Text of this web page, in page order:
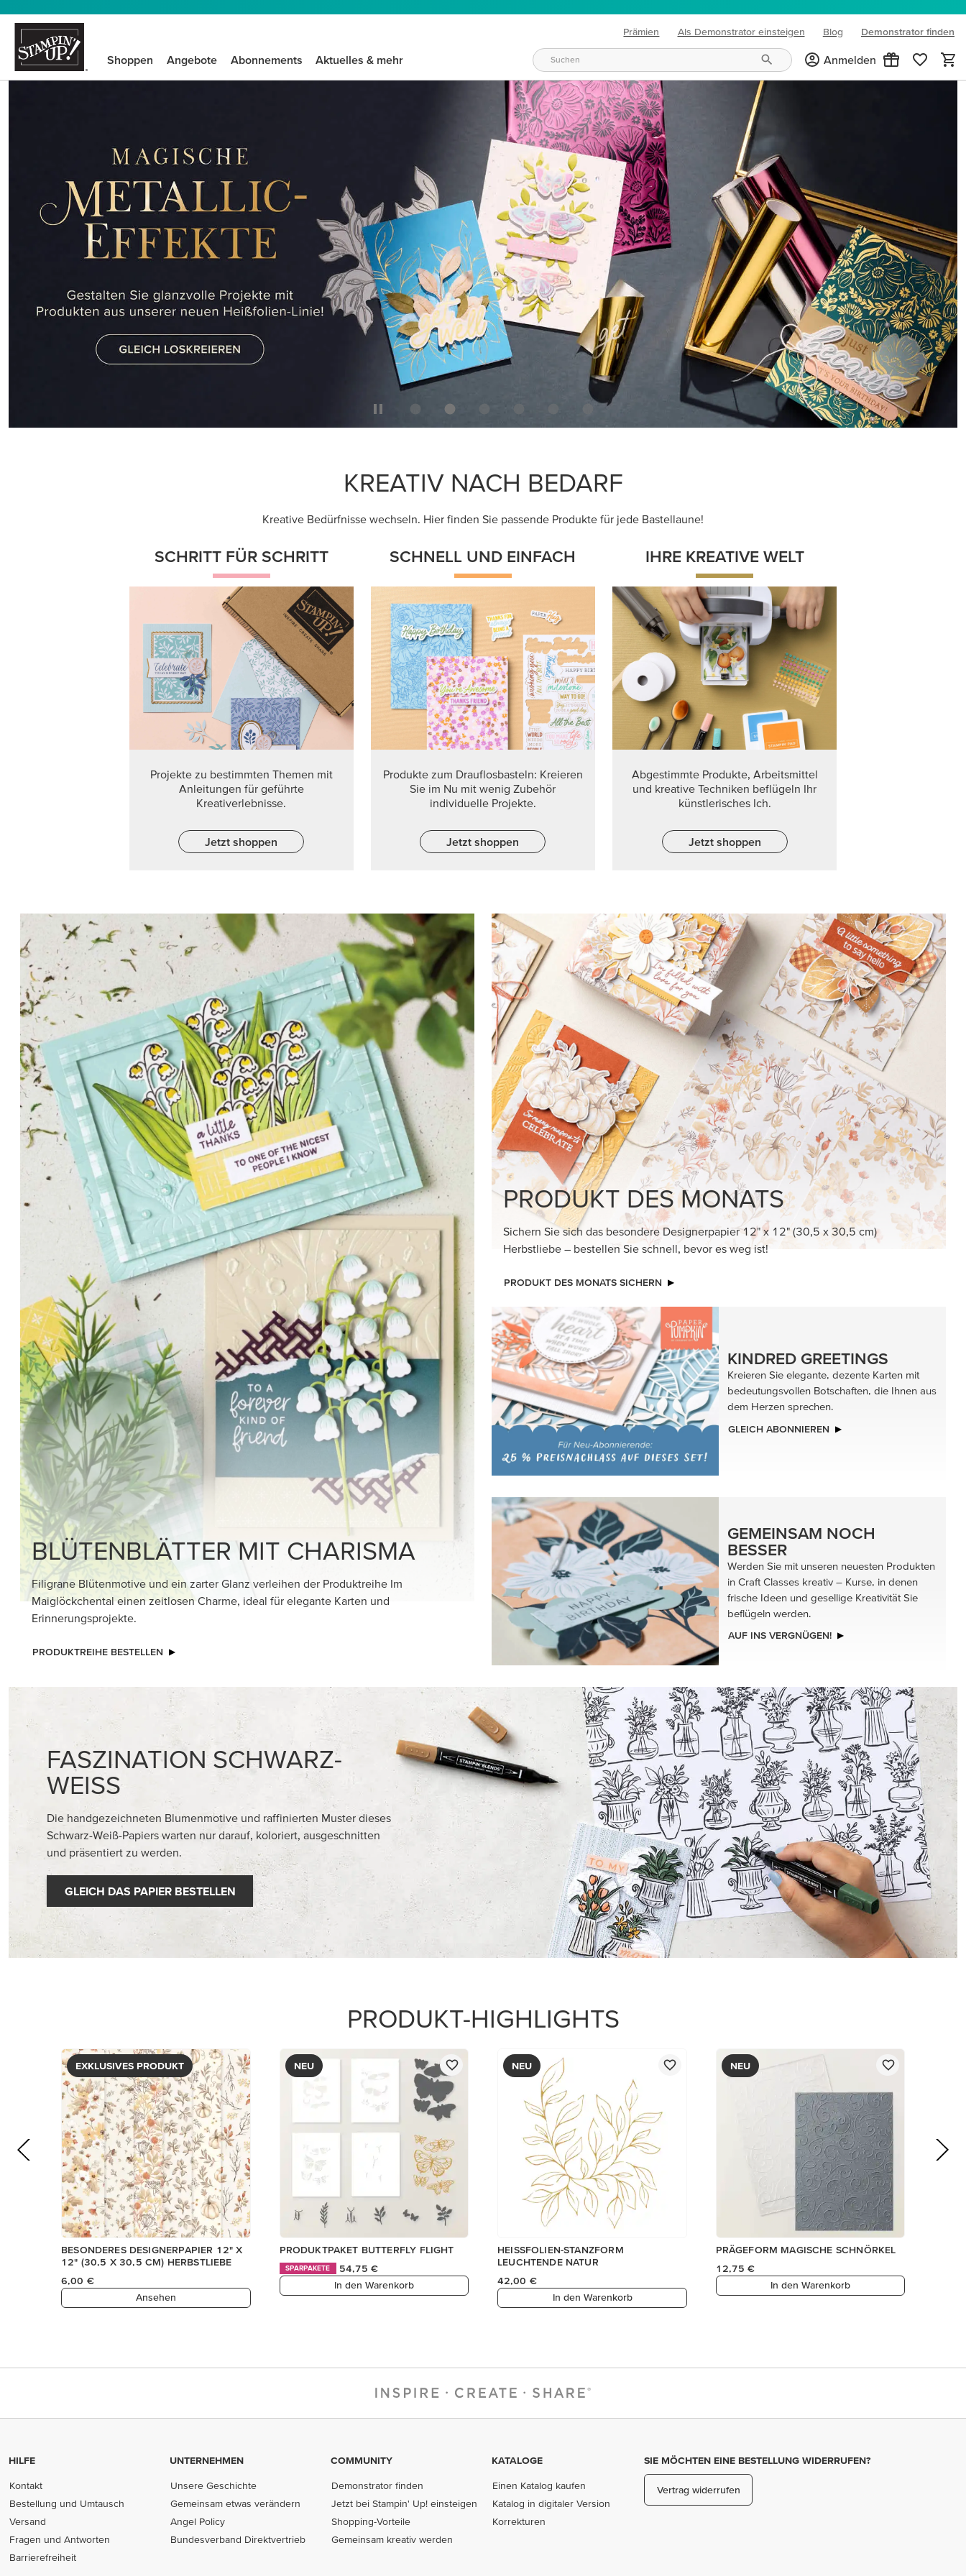
Prämien Als Demonstrator einsteigen Blog
(opens in new tab)
Demonstrator finden
Shoppen Angebote Abonnements Aktuelles & mehr Anmelden
KREATIV NACH BEDARF
Kreative Bedürfnisse wechseln. Hier finden Sie passende Produkte für jede Bastellaune!
SCHRITT FÜR SCHRITT
Projekte zu bestimmten Themen mit
Anleitungen für geführte
Kreativerlebnisse.
Jetzt shoppen
SCHNELL UND EINFACH
Produkte zum Drauflosbasteln: Kreieren
Sie im Nu mit wenig Zubehör
individuelle Projekte.
Jetzt shoppen
IHRE KREATIVE WELT
Abgestimmte Produkte, Arbeitsmittel
und kreative Techniken beflügeln Ihr
künstlerisches Ich.
Jetzt shoppen
BLÜTENBLÄTTER MIT CHARISMA
Filigrane Blütenmotive und ein zarter Glanz verleihen der Produktreihe Im
Maiglöckchental einen zeitlosen Charme, ideal für elegante Karten und
Erinnerungsprojekte.
PRODUKTREIHE BESTELLEN
PRODUKT DES MONATS
Sichern Sie sich das besondere Designerpapier 12" x 12" (30,5 x 30,5 cm)
Herbstliebe – bestellen Sie schnell, bevor es weg ist!
PRODUKT DES MONATS SICHERN
KINDRED GREETINGS
Kreieren Sie elegante, dezente Karten mit
bedeutungsvollen Botschaften, die Ihnen aus
dem Herzen sprechen.
GLEICH ABONNIEREN
GEMEINSAM NOCH
BESSER
Werden Sie mit unseren neuesten Produkten
in Craft Classes kreativ – Kurse, in denen
frische Ideen und gesellige Kreativität Sie
beflügeln werden.
AUF INS VERGNÜGEN!
FASZINATION SCHWARZ-
WEISS
Die handgezeichneten Blumenmotive und raffinierten Muster dieses
Schwarz-Weiß-Papiers warten nur darauf, koloriert, ausgeschnitten
und präsentiert zu werden.
GLEICH DAS PAPIER BESTELLEN
PRODUKT-HIGHLIGHTS
EXKLUSIVES PRODUKT
BESONDERES DESIGNERPAPIER 12" X
12" (30,5 X 30,5 CM) HERBSTLIEBE
6,00 €
Ansehen
NEU
PRODUKTPAKET BUTTERFLY FLIGHT
SPARPAKETE
54,75 €
In den Warenkorb
NEU
HEISSFOLIEN-STANZFORM
LEUCHTENDE NATUR
42,00 €
In den Warenkorb
NEU
PRÄGEFORM MAGISCHE SCHNÖRKEL
12,75 €
In den Warenkorb
HILFE
Kontakt
Bestellung und Umtausch
Versand
Fragen und Antworten
Barrierefreiheit
UNTERNEHMEN
Unsere Geschichte
Gemeinsam etwas verändern
Angel Policy
Bundesverband Direktvertrieb
COMMUNITY
Demonstrator finden
Jetzt bei Stampin' Up! einsteigen
Shopping-Vorteile
Gemeinsam kreativ werden
KATALOGE
Einen Katalog kaufen
Katalog in digitaler Version
Korrekturen
SIE MÖCHTEN EINE BESTELLUNG WIDERRUFEN?
Vertrag widerrufen